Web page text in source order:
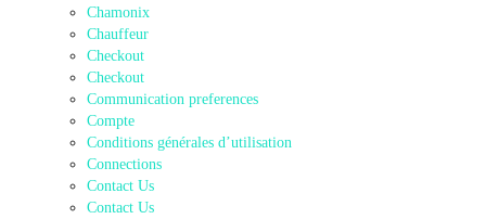
Chamonix
Chauffeur
Checkout
Checkout
Communication preferences
Compte
Conditions générales d’utilisation
Connections
Contact Us
Contact Us